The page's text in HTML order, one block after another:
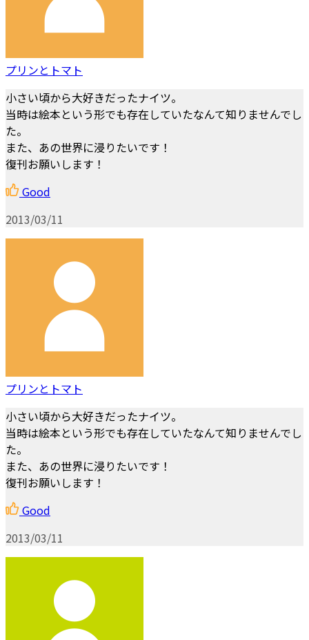
プリンとトマト
小さい頃から大好きだったナイツ。
当時は絵本という形でも存在していたなんて知りませんでし
た。
また、あの世界に浸りたいです！
復刊お願いします！
Good
2013/03/11
プリンとトマト
小さい頃から大好きだったナイツ。
当時は絵本という形でも存在していたなんて知りませんでし
た。
また、あの世界に浸りたいです！
復刊お願いします！
Good
2013/03/11